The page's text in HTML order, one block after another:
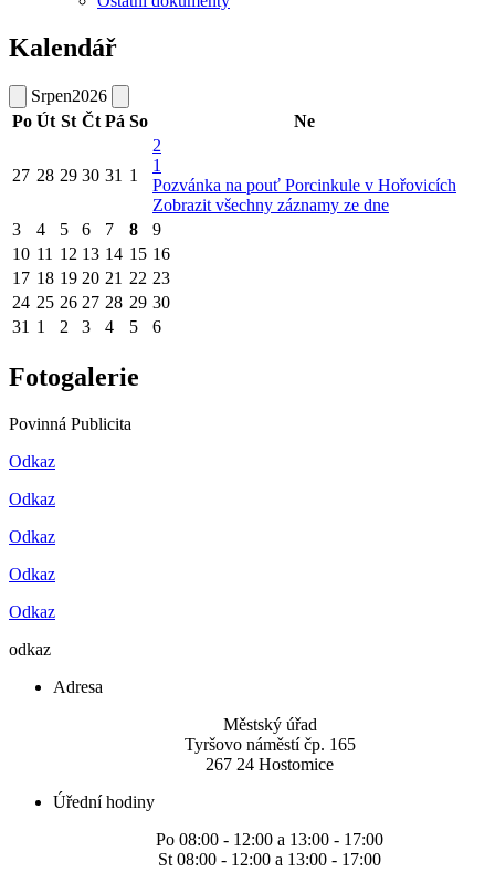
Kalendář
Srpen2026
Po Út St Čt Pá So Ne
27 28 29 30 31 1
2
1
Pozvánka na pouť Porcinkule v Hořovicích
Zobrazit všechny záznamy ze dne
3
4 5 6 7 8
9
10 11 12 13 14 15 16
17 18 19 20 21 22 23
24 25 26 27 28 29 30
31 1 2 3 4 5 6
Fotogalerie
Povinná Publicita
Odkaz
Odkaz
Odkaz
Odkaz
Odkaz
odkaz
Adresa
Městský úřad
Tyršovo náměstí čp. 165
267 24 Hostomice
Úřední hodiny
Po 08:00 - 12:00 a 13:00 - 17:00
St 08:00 - 12:00 a 13:00 - 17:00